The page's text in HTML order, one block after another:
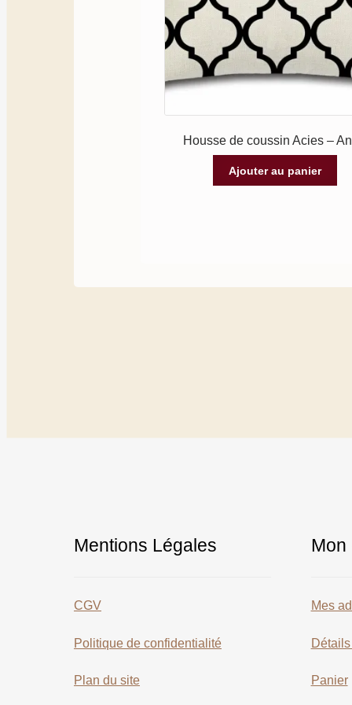
Housse de coussin Acies –
Ajouter au panier
Mentions Légales
CGV
Politique de confidentialité
Plan du site
Mon
Mes
Panier